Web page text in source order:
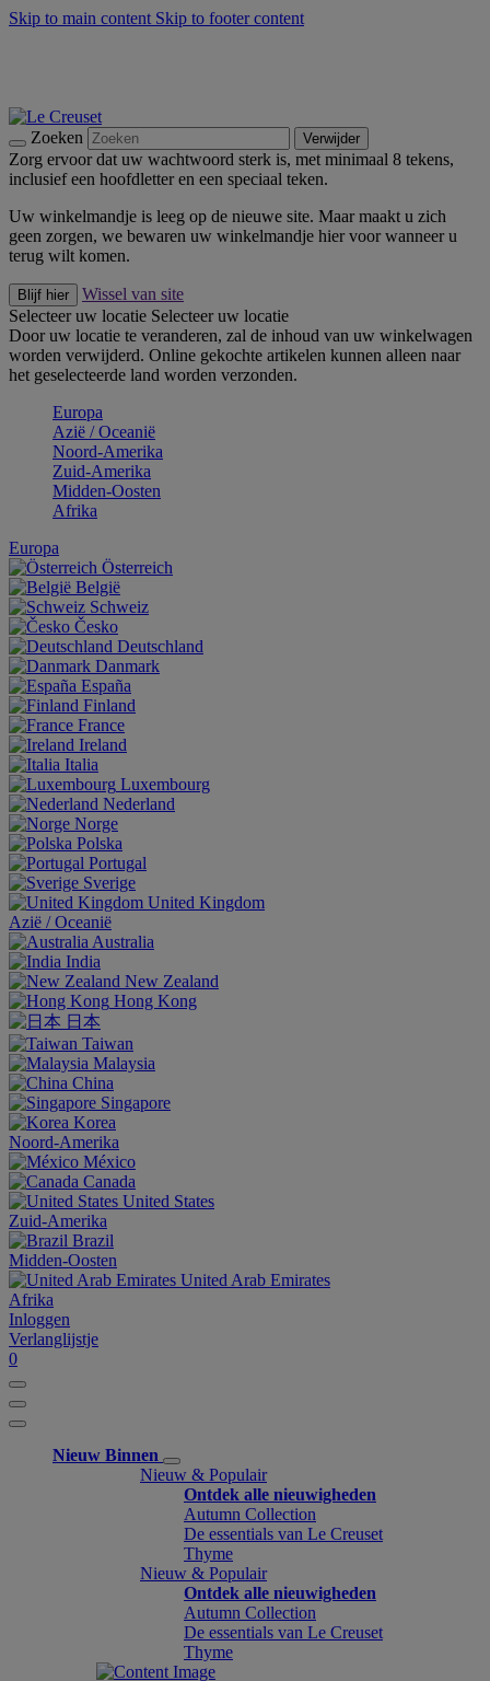
Skip to main content Skip to footer content
Zoeken Verwijder
Zorg ervoor dat uw wachtwoord sterk is, met minimaal 8 tekens,
inclusief een hoofdletter en een speciaal teken.
Uw winkelmandje is leeg op de nieuwe site. Maar maakt u zich
geen zorgen, we bewaren uw winkelmandje hier voor wanneer u
terug wilt komen.
Blijf hier
Wissel van site
Selecteer uw locatie Selecteer uw locatie
Door uw locatie te veranderen, zal de inhoud van uw winkelwagen
worden verwijderd. Online gekochte artikelen kunnen alleen naar
het geselecteerde land worden verzonden.
Europa
Aziё / Oceaniё
Noord-Amerika
Zuid-Amerika
Midden-Oosten
Afrika
Europa
Österreich
België
Schweiz
Česko
Deutschland
Danmark
España
Finland
France
Ireland
Italia
Luxembourg
Nederland
Norge
Polska
Portugal
Sverige
United Kingdom
Aziё / Oceaniё
Australia
India
New Zealand
Hong Kong
日本
Taiwan
Malaysia
China
Singapore
Korea
Noord-Amerika
México
Canada
United States
Zuid-Amerika
Brazil
Midden-Oosten
United Arab Emirates
Afrika
Inloggen
Verlanglijstje
0
Nieuw Binnen
Nieuw & Populair
Ontdek alle nieuwigheden
Autumn Collection
De essentials van Le Creuset
Thyme
Nieuw & Populair
Ontdek alle nieuwigheden
Autumn Collection
De essentials van Le Creuset
Thyme